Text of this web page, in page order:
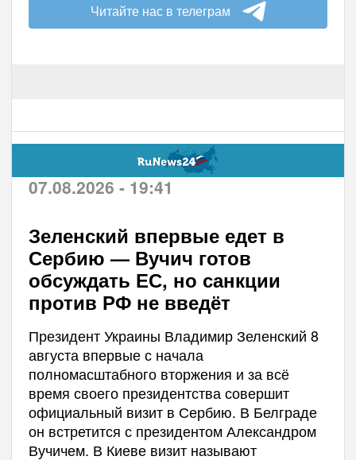
Читайте нас в телеграм
07.08.2026 - 19:41
Зеленский впервые едет в
Сербию — Вучич готов
обсуждать ЕС, но санкции
против РФ не введёт
Президент Украины Владимир Зеленский 8
августа впервые с начала
полномасштабного вторжения и за всё
время своего президентства совершит
официальный визит в Сербию. В Белграде
он встретится с президентом Александром
Вучичем. В Киеве визит называют